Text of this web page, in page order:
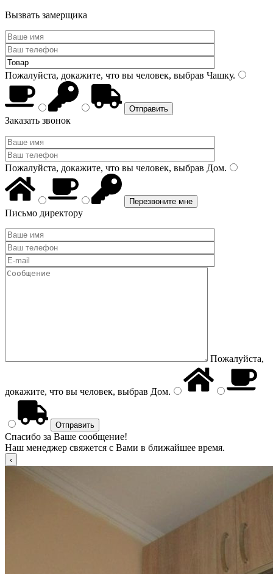
Вызвать замерщика
Пожалуйста, докажите, что вы человек, выбрав Чашку.
Заказать звонок
Пожалуйста, докажите, что вы человек, выбрав Дом.
Письмо директору
Пожалуйста,
докажите, что вы человек, выбрав Дом.
Спасибо за Ваше сообщение!
Наш менеджер свяжется с Вами в ближайшее время.